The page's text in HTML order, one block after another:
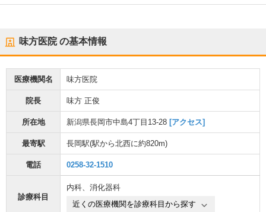
味方医院の基本情報
医療機関名 味方医院
院長 味方 正俊
所在地 新潟県長岡市中島4丁目13-28 [アクセス]
最寄駅 長岡駅(駅から北西に約820m)
電話 0258-32-1510
診療科目
内科、 消化器科
近くの医療機関を診療科目から探す